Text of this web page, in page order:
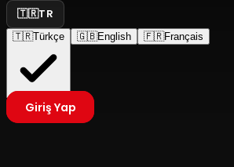
🇹🇷TR
🇹🇷Türkçe 🇬🇧English 🇫🇷Français
Giriş Yap